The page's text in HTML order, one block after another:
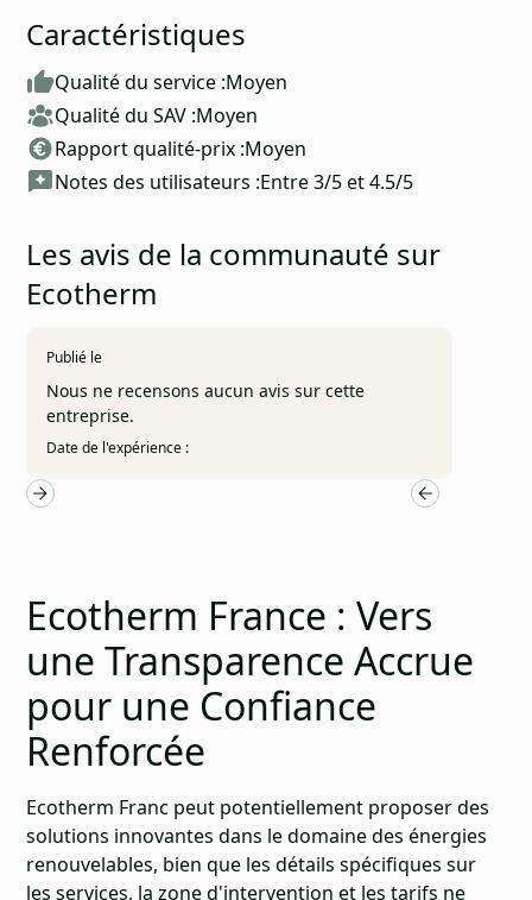
Caractéristiques
Qualité du service :Moyen
Qualité du SAV :Moyen
Rapport qualité-prix :Moyen
Notes des utilisateurs :Entre 3/5 et 4.5/5
Les avis de la communauté sur
Ecotherm
Publié le
Nous ne recensons aucun avis sur cette
entreprise.
Date de l'expérience :
Ecotherm France : Vers
une Transparence Accrue
pour une Confiance
Renforcée
Ecotherm Franc peut potentiellement proposer des
solutions innovantes dans le domaine desénergies
renouvelables, bien que les détails spécifiques sur
les services, la zone d'intervention et les tarifs ne